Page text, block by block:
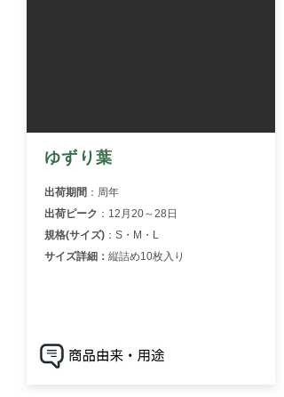
ゆずり葉
出荷期間 ：周年
出荷ピーク ：12月20～28日
規格(サイズ) ：S・M・L
サイズ詳細： 縦詰め10枚入り